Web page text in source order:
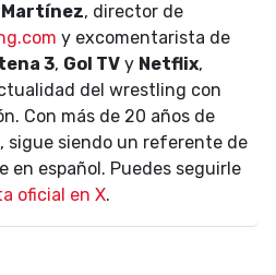
, director de
y excomentarista de
3, Gol TV y Netflix,
del wrestling con
Con más de 20 años de
sigue siendo un referente de
en español. Puedes seguirle
oficial en X.